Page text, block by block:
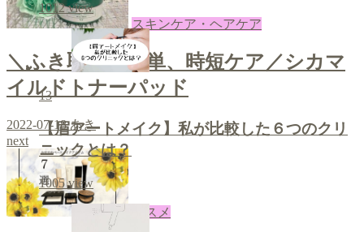
スキンケア・ヘアケア
＼ふき取って簡単、時短ケア／シカマ
イルドトナーパッド
2022-07-18 あき
next
コスメ
1012view
13
【眉アートメイク】私が比較した６つのクリ
ニックとは？
1005view